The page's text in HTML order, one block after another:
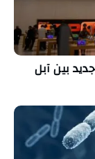
بين آبل